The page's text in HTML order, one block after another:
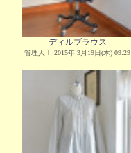
ディルブラウス
管理人Ｉ 2015年 3月19日(木) 09:29